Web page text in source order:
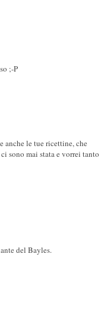
;-P
le tue ricettine, che
sono mai stata e vorrei tanto
del Bayles.